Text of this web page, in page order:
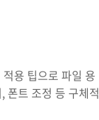
용 팁으로 파일 용
폰트 조정 등 구체적